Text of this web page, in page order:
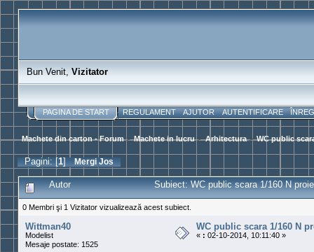
Bun Venit,Vizitator
PAGINA DE START REGULAMENT AJUTOR AUTENTIFICARE
Machete din carton - Forum> Machete in lucru> Arhitectura> WC public
Pagini: [1]Mergi Jos
Autor Subiect: WC public scara 1/160 N
0 Membri şi 1 Vizitator vizualizează acest subiect.
Wittman40
Modelist
Mesaje postate: 1525
WC public scara 1/160 N
« : 02-10-2014, 10:11:40 »